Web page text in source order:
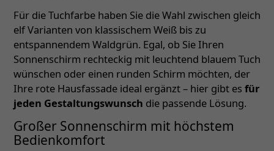
Für die Tuchfarbe haben Sie die Wahl zwischen gleich
elf Varianten von klassischem Weiß bis zu
entspannendem Waldgrün. Egal, ob Sie Ihren
Sonnenschirm rechteckig mit leuchtend blauem Tuch
wünschen oder einen runden Schirm möchten, der
Ihre rote Hausfassade ideal ergänzt – hier gibt es für
jeden Gestaltungswunsch die passende Lösung.
Großer Sonnenschirm mit höchstem
Bedienkomfort